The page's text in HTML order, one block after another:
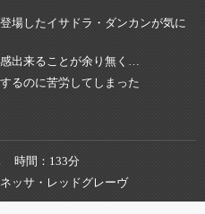
場したイサドラ・ダンカンが気に
出来ることが余り無く…
るのに苦労してしまった
時間
133分
ッサ・レッドグレーヴ